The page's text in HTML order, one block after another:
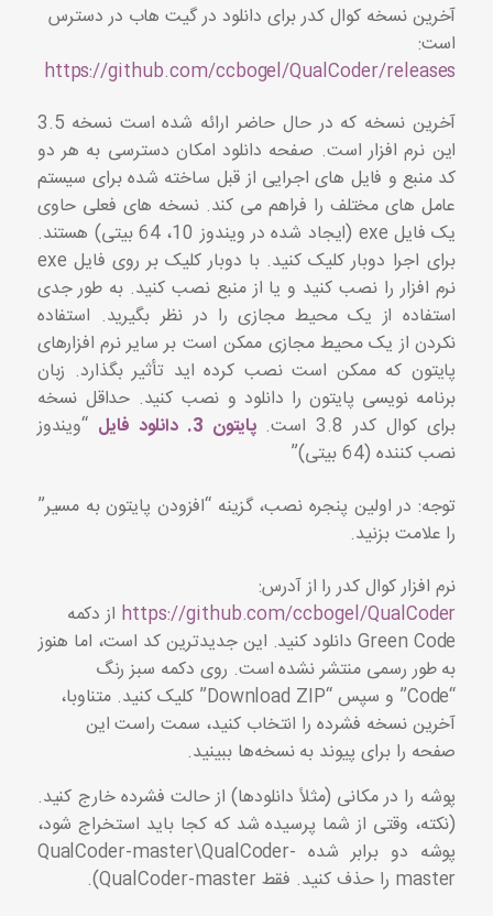
آخرین نسخه کوال کدر برای دانلود در گیت هاب در دسترس
است:
https://github.com/ccbogel/QualCoder/releases
آخرین نسخه که در حال حاضر ارائه شده است نسخه 3.5
این نرم افزار است. صفحه دانلود امکان دسترسی به هر دو
کد منبع و فایل های اجرایی از قبل ساخته شده برای سیستم
عامل های مختلف را فراهم می کند. نسخه های فعلی حاوی
یک فایل exe (ایجاد شده در ویندوز 10، 64 بیتی) هستند.
برای اجرا دوبار کلیک کنید. با دوبار کلیک بر روی فایل exe
نرم افزار را نصب کنید و یا از منبع نصب کنید. به طور جدی
استفاده از یک محیط مجازی را در نظر بگیرید. استفاده
نکردن از یک محیط مجازی ممکن است بر سایر نرم افزارهای
پایتون که ممکن است نصب کرده اید تأثیر بگذارد. زبان
برنامه نویسی پایتون را دانلود و نصب کنید. حداقل نسخه
برای کوال کدر 3.8 است.
پایتون 3. دانلود فایل
“ویندوز
نصب کننده (64 بیتی)”
توجه: در اولین پنجره نصب، گزینه “افزودن پایتون به مسیر”
را علامت بزنید.
نرم افزار کوال کدر را از آدرس:
https://github.com/ccbogel/QualCoder از دکمه
Green Code دانلود کنید. این جدیدترین کد است، اما هنوز
به طور رسمی منتشر نشده است. روی دکمه سبز رنگ
“Code” و سپس “Download ZIP” کلیک کنید. متناوبا،
آخرین نسخه فشرده را انتخاب کنید، سمت راست این
صفحه را برای پیوند به نسخه‌ها ببینید.
پوشه را در مکانی (مثلاً دانلودها) از حالت فشرده خارج کنید.
(نکته، وقتی از شما پرسیده شد که کجا باید استخراج شود،
پوشه دو برابر شده QualCoder-master\QualCoder-
master را حذف کنید. فقط QualCoder-master).